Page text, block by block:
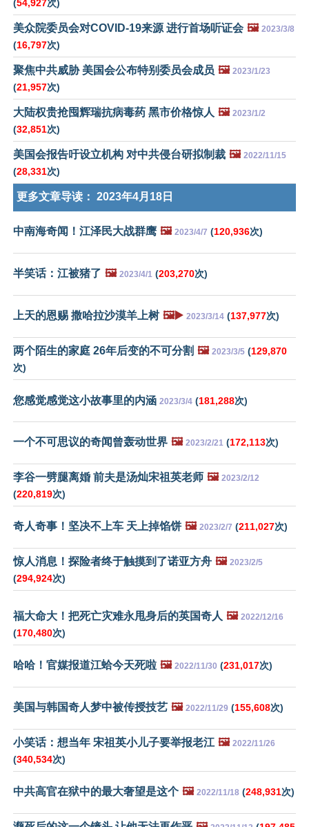
(54,927次)
美众院委员会对COVID-19来源 进行首场听证会 🖼️ 2023/3/8
(16,797次)
聚焦中共威胁 美国会公布特别委员会成员 🖼️ 2023/1/23
(21,957次)
大陆权贵抢囤辉瑞抗病毒药 黑市价格惊人 🖼️ 2023/1/2
(32,851次)
美国会报告吁设立机构 对中共侵台研拟制裁 🖼️ 2022/11/15
(28,331次)
更多文章导读： 2023年4月18日
中南海奇闻！江泽民大战群鹰 🖼️ 2023/4/7 (120,936次)
半笑话：江被猪了 🖼️ 2023/4/1 (203,270次)
上天的恩赐 撒哈拉沙漠羊上树 🖼️▶️ 2023/3/14 (137,977次)
两个陌生的家庭 26年后变的不可分割 🖼️ 2023/3/5 (129,870
次)
您感觉感觉这小故事里的内涵 2023/3/4 (181,288次)
一个不可思议的奇闻曾轰动世界 🖼️ 2023/2/21 (172,113次)
李谷一劈腿离婚 前夫是汤灿宋祖英老师 🖼️ 2023/2/12
(220,819次)
奇人奇事！坚决不上车 天上掉馅饼 🖼️ 2023/2/7 (211,027次)
惊人消息！探险者终于触摸到了诺亚方舟 🖼️ 2023/2/5
(294,924次)
福大命大！把死亡灾难永甩身后的英国奇人 🖼️ 2022/12/16
(170,480次)
哈哈！官媒报道江蛤今天死啦 🖼️ 2022/11/30 (231,017次)
美国与韩国奇人梦中被传授技艺 🖼️ 2022/11/29 (155,608次)
小笑话：想当年 宋祖英小儿子要举报老江 🖼️ 2022/11/26
(340,534次)
中共高官在狱中的最大奢望是这个 🖼️ 2022/11/18 (248,931次)